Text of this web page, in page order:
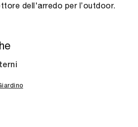
dell'arredo per l’outdoor.